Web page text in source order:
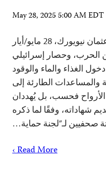
May 28, 2025 5:00 AM EDT
بقلم: دجى داود ومحمد عثمان نيويورك، 28 مايو/أيار
19 شهرًا من الحرب، وحصار إسرائيلي
على دخول الغذاء والماء والوقود
والمساعدات الطارئة إلى
الأرواح فحسب، بل يُهددان
شهاداته، وفقًا لما ذكره
صحفيين لـ”لجنة حماية…
Read More ›